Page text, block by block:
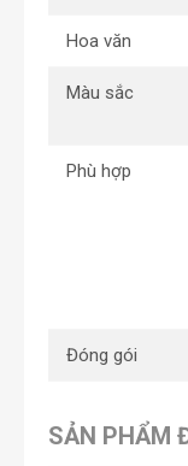
Hoa văn
Màu sắc
Phù hợp
Đóng gói
SẢN PHẨM